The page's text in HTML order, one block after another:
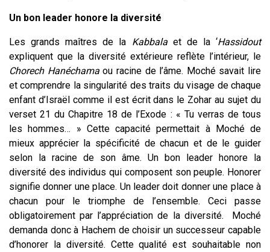
Un bon leader honore la diversité
Les grands maîtres de la Kabbalaet de la ‘Hassidout
expliquent que la diversité extérieure reflète l’intérieur, le
Chorech Hanéchamaou racine de l’âme. Moché savait lire
et comprendre la singularité des traits du visage de chaque
enfant d’Israël comme il est écrit dans le Zohar au sujet du
verset 21 du Chapitre 18 de l’Exode : « Tu verras de tous
les hommes… » Cette capacité permettait à Moché de
mieux apprécier la spécificité de chacun et de le guider
selon la racine de son âme. Un bon leader honore la
diversité des individus qui composent son peuple. Honorer
signifie donner une place. Un leader doit donner une place à
chacun pour le triomphe de l’ensemble. Ceci passe
obligatoirement par l’appréciation de la diversité. Moché
demanda donc à Hachem de choisir un successeur capable
d’honorer la diversité. Cette qualité est souhaitable non